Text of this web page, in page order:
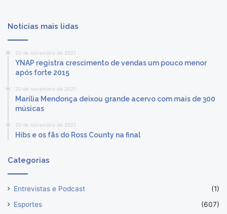
Notícias mais lidas
20 de novembro de 2021
YNAP registra crescimento de vendas um pouco menor
após forte 2015
20 de novembro de 2021
Marília Mendonça deixou grande acervo com mais de 300
músicas
20 de novembro de 2021
Hibs e os fãs do Ross County na final
Categorias
Entrevistas e Podcast
(1)
Esportes
(607)